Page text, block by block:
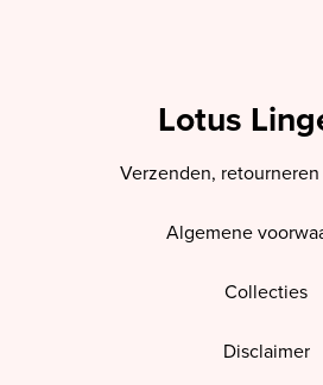
Lotus
Verzenden,
Algemene
Collecties
Disclaimer